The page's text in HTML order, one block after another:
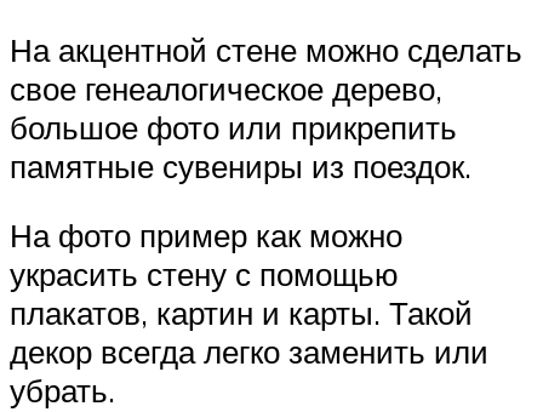
На акцентной стене можно сделать
свое генеалогическое дерево,
большое фото или прикрепить
памятные сувениры из поездок.
На фото пример как можно
украсить стену с помощью
плакатов, картин и карты. Такой
декор всегда легко заменить или
убрать.